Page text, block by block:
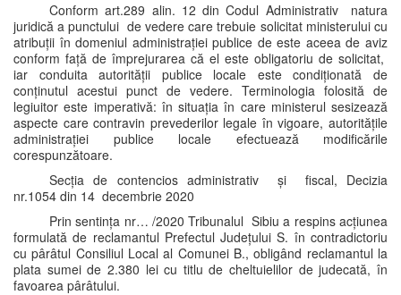
Conform art.289 alin. 12 din Codul Administrativ natura
juridică a punctului de vedere care trebuie solicitat ministerului cu
atribuții în domeniul administrației publice de este aceea de aviz
conform față de împrejurarea că el este obligatoriu de solicitat,
iar conduita autorității publice locale este condiționată de
conținutul acestui punct de vedere. Terminologia folosită de
legiuitor este imperativă: în situația în care ministerul sesizează
aspecte care contravin prevederilor legale în vigoare, autoritățile
administrației publice locale efectuează modificările
corespunzătoare.
Secția de contencios administrativ și fiscal, Decizia
nr.1054 din 14 decembrie 2020
Prin sentința nr… /2020 Tribunalul Sibiu a respins acțiunea
formulată de reclamantul Prefectul Județului S. în contradictoriu
cu pârâtul Consiliul Local al Comunei B., obligând reclamantul la
plata sumei de 2.380 lei cu titlu de cheltuielilor de judecată, în
favoarea pârâtului.